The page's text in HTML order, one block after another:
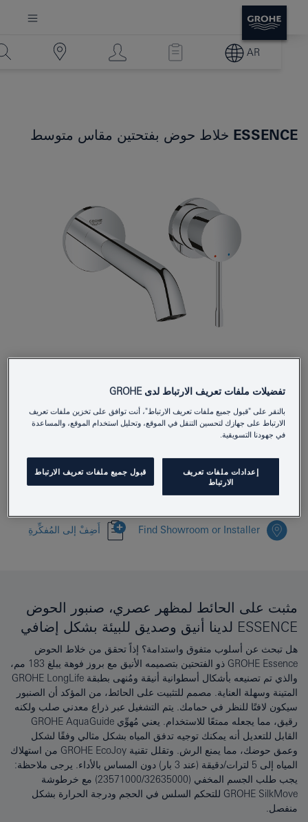
AR
ESSENCE خلاط حوض بفتحتين مقاس متوسط
Product Number
EAN
4005176698279
Colour
Download specification
Find Showroom or Installer أَضِفْ إلى المُفكِّرةِ
مثبت على الحائط لمظهر عصري، صنبور الحوض
ESSENCE لدينا أنيق وصديق للبيئة بشكل إضافي
هل تبحث عن أسلوب متفوق واستدامة؟ إذاً تحقق من خلاط الحوض
GROHE Essence ذو الفتحتين بتصميمه الأنيق مع بروز فوهة يبلغ 183 مم،
والذي تم تصنيعه بأشكال أسطوانية أنيقة ومُنهى بطبقة GROHE LongLife
المتينة وسهلة العناية. مصمم للتثبيت على الحائط، من المؤكد أن الصنبور
سيكون لافتًا للنظر في حمامك. يتم التشغيل عبر ذراع معدني صلب ولكنه
رقيق، مما يجعله ممتعًا للاستخدام. يعني مُهوِّي GROHE AquaGuide
القابل للتعديل أنه يمكنك توجيه تدفق المياه بشكل مثالي وفقًا لشكل
وعمق حوضك، مما يمنع الرش. وتقلل تقنية GROHE EcoJoy من استهلاك
المياه إلى 5 لترات/دقيقة (عند 3 بار) دون المساس بالأداء. يرجى ملاحظة:
يجب طلب الجسم المخفي (23571000/32635000) مع خرطوشة
GROHE SilkMove للتحكم السلس في الحجم ودرجة الحرارة بشكل
منفصل.
تفضيلات ملفات تعريف الارتباط لدى GROHE
بالنقر على "قبول جميع ملفات تعريف الارتباط"، أنت توافق على تخزين ملفات تعريف
الارتباط على جهازك لتحسين التنقل في الموقع، وتحليل استخدام الموقع، والمساعدة
في جهودنا التسويقية.
إعدادات ملفات تعريف
الارتباط
قبول جميع ملفات تعريف الارتباط